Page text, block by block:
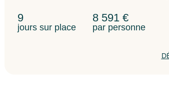
9
jours sur place
8 591 €
par personne